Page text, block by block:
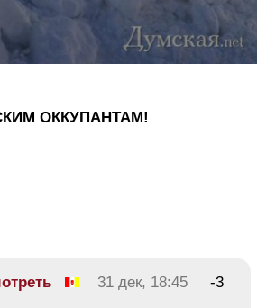
ОККУПАНТАМ!
31 дек, 18:45 -3